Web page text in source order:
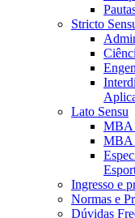
Stricto
Lato Sensu
MBA
MBA
Ingresso e
Normas e
Dúvidas